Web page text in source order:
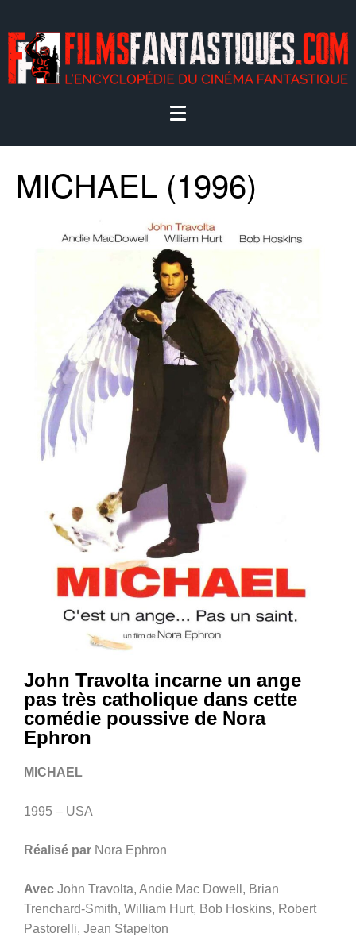
MICHAEL (1996)
John Travolta incarne un ange
pas très catholique dans cette
comédie poussive de Nora
Ephron
MICHAEL
1995 – USA
Réalisé par Nora Ephron
Avec John Travolta, Andie Mac Dowell, Brian
Trenchard-Smith, William Hurt, Bob Hoskins, Robert
Pastorelli, Jean Stapelton